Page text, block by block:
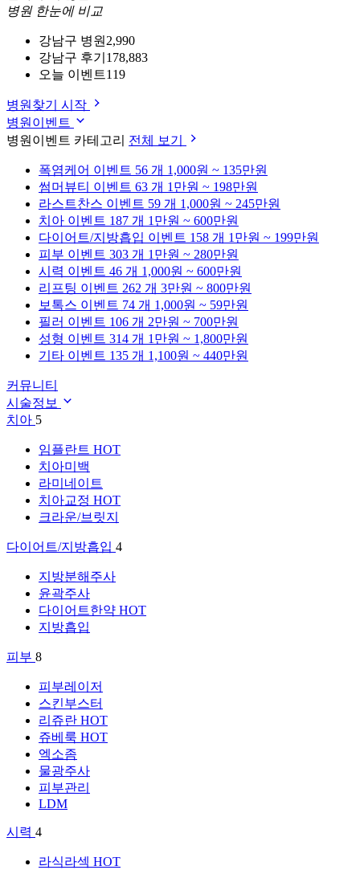
병원 한눈에 비교
강남구 병원 2,990
강남구 후기 178,883
오늘 이벤트119
병원찾기 시작
병원이벤트
병원이벤트 카테고리 전체 보기
폭염케어 이벤트 56 개 1,000원 ~ 135만원
썸머뷰티 이벤트 63 개 1만원 ~ 198만원
라스트찬스 이벤트 59 개 1,000원 ~ 245만원
치아 이벤트 187 개 1만원 ~ 600만원
다이어트/지방흡입 이벤트 158 개 1만원 ~ 199만원
피부 이벤트 303 개 1만원 ~ 280만원
시력 이벤트 46 개 1,000원 ~ 600만원
리프팅 이벤트 262 개 3만원 ~ 800만원
보톡스 이벤트 74 개 1,000원 ~ 59만원
필러 이벤트 106 개 2만원 ~ 700만원
성형 이벤트 314 개 1만원 ~ 1,800만원
기타 이벤트 135 개 1,100원 ~ 440만원
커뮤니티
시술정보
치아 5
임플란트 HOT
치아미백
라미네이트
치아교정 HOT
크라운/브릿지
다이어트/지방흡입 4
지방분해주사
윤곽주사
다이어트한약 HOT
지방흡입
피부 8
피부레이저
스킨부스터
리쥬란 HOT
쥬베룩 HOT
엑소좀
물광주사
피부관리
LDM
시력 4
라식라섹 HOT